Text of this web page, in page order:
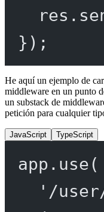
res.
});
He aquí un ejemplo de
middleware en un punto
un substack de
petición para cualquier
JavaScript TypeScript
app. use(
'/